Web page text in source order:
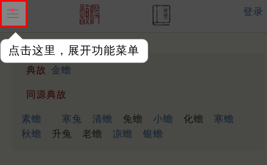
点击这里，展开功能菜单
登录
典故 金蟾
同源典故
素蟾 寒兔 清蟾 兔蟾 小蟾 化蟾
寒蟾
秋蟾
升兔 老蟾 凉蟾 银蟾